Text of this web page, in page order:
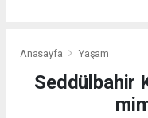
Anasayfa Yaşam
Seddülbahir